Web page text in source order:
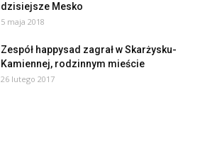
dzisiejsze Mesko
5 maja 2018
Zespół happysad zagrał w Skarżysku-
Kamiennej, rodzinnym mieście
26 lutego 2017